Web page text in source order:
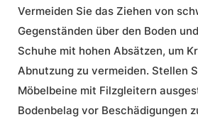
Vermeiden Sie das Ziehen von
Gegenständen über den Boden
Schuhe mit hohen Absätzen, um
Abnutzung zu vermeiden. Stellen
Möbelbeine mit Filzgleitern
Bodenbelag vor Beschädigungen